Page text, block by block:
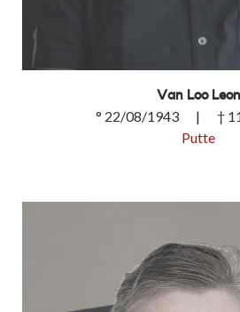
Van Loo Leon
Van Loo Leon
° 22/08/1943 | †
Putte